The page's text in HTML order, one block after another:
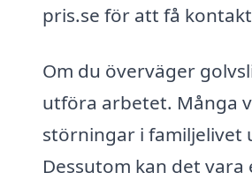
pris.se för att få
Om du överväger
utföra arbetet. Många
störningar i familjelivet
Dessutom kan det